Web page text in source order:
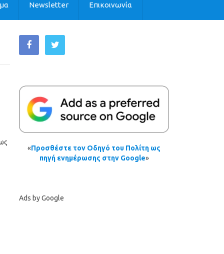
Newsletter Επικοινωνία
«Προσθέστε τον Οδηγό του Πολίτη ως
πηγή ενημέρωσης στην Google»
Ads by Google